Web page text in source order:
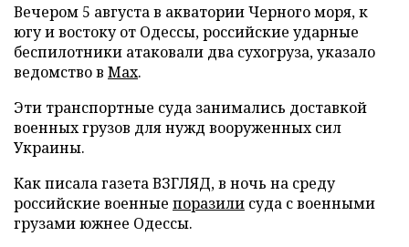
Вечером 5 августа в акватории Черного моря, к
югу и востоку от Одессы, российские ударные
беспилотники атаковали два сухогруза, указало
ведомство в Max.
Эти транспортные суда занимались доставкой
военных грузов для нужд вооруженных сил
Украины.
Как писала газета ВЗГЛЯД, в ночь на среду
российские военные поразили суда с военными
грузами южнее Одессы.